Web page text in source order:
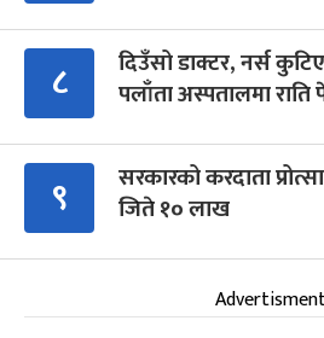
८
दिउँसो डाक्टर, नर्स
पलाँता अस्पतालमा
९
सरकारको करदाता
जिते १० लाख